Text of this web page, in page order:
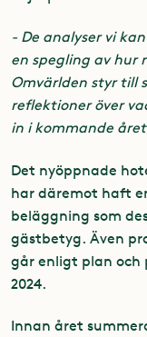
- De analyser vi
en spegling av hur
Omvärlden styr till
reflektioner över
in i kommande året
Det nyöppnade
har däremot haft
beläggning som
gästbetyg. Även
går enligt plan och
2024.
Innan året